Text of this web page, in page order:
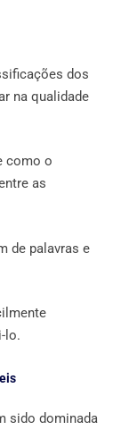
dos
na qualidade
como o
as
de palavras e
lo.
sido dominada